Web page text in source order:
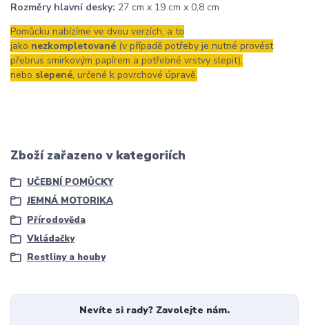
Rozměry hlavní desky: 27 cm x 19 cm x 0,8 cm
Pomůcku nabízíme ve dvou verzích, a to
jako nezkompletované (v případě potřeby je nutné provést
přebrus smirkovým papírem a potřebné vrstvy slepit),
nebo slepené, určené k povrchové úpravě.
Zboží zařazeno v kategoriích
UČEBNÍ POMŮCKY
JEMNÁ MOTORIKA
Přírodověda
Vkládačky
Rostliny a houby
Nevíte si rady? Zavolejte nám.